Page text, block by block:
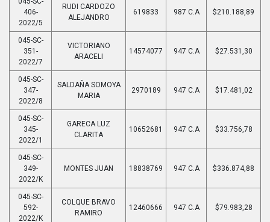
406-
2022/5
RUDI CARDOZO
ALEJANDRO
619833 987 C.A $210.188,89
045-SC-
351-
2022/7
VICTORIANO
ARACELI
14574077 947 C.A $27.531,30
045-SC-
347-
2022/8
SALDAÑA SOMOYA
MARIA
2970189 947 C.A $17.481,02
045-SC-
345-
2022/1
GARECA LUZ
CLARITA
10652681 947 C.A $33.756,78
045-SC-
349-
2022/K
MONTES JUAN 18838769 947 C.A $336.874,88
045-SC-
592-
2022/K
COLQUE BRAVO
RAMIRO
12460666 947 C.A $79.983,28